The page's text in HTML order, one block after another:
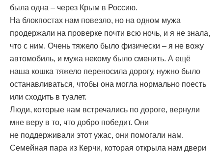
была одна – через Крым в Россию.
На блокпостах нам повезло, но на одном мужа
продержали на проверке почти всю ночь, и я не знала,
что с ним. Очень тяжело было физически – я не вожу
автомобиль, и мужа некому было сменить. А ещё
наша кошка тяжело переносила дорогу, нужно было
останавливаться, чтобы она могла нормально поесть
или сходить в туалет.
Люди, которые нам встречались по дороге, вернули
мне веру в то, что добро победит. Они
не поддерживали этот ужас, они помогали нам.
Семейная пара из Керчи, которая открыла нам двери